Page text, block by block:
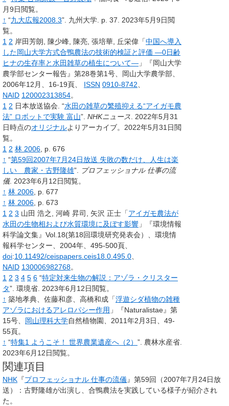
月9日閲覧。
↑ “九大広報2008.3”. 九州大学. p. 37.
2023年5月9日閲
覧。
1 2 岸田芳朗, 陳少峰, 陳亮, 張培華, 丘栄偉「中国へ導入
した岡山大学方式合鴨農法の技術的検証と評価 ―0日齢
ヒナの生存率と水田雑草の植生について― 」『岡山大学
農学部センター報告』第28巻第1号、岡山大学農学部、
2006年12月、16-19頁、 ISSN 0910-8742
NAID 120002313854。
1 2 日本放送協会. “水田の雑草の繁殖抑える“アイガモ農
法” ロボットで実験 富山”. NHKニュース
2022年5月31
日時点のオリジナルよりアーカイブ。2022年5月31日閲
覧。
1 2 林 2006 , p. 676
↑ “第59回2007年7月24日放送 失敗の数だけ、人生は楽
しい 農家・古野隆雄”.
プロフェッショナル 仕事の流
儀. 2023年6月12日閲覧。
↑ 林 2006 , p. 677
↑ 林 2006 , p. 673
1 2 3 山田 浩之, 河崎 昇司, 矢沢 正士「アイガモ農法が
水田の生物相および水質環境に及ぼす影響 」『環境情報
科学論文集』Vol.18(第18回環境研究発表会）、環境情
報科学センター、2004年、495-500頁、
doi:10.11492/ceispapers.ceis18.0.495.0
NAID 130006982768。
1 2 3 4 5 6 “特定対来生物の解説：アゾラ・クリスター
タ”. 環境省. 2023年6月12日閲覧。
↑ 築地孝典、佐藤和彦、高橋和成「浮遊シダ植物の雑種
アゾラにおけるアレロパシー作用 」『Naturalistae』第
15号、 岡山理科大学自然植物園、2011年2月3日、49-
55頁。
↑ “特集1 ようこそ！ 世界農業遺産へ（2） ”. 農林水産省.
2023年6月12日閲覧。
関連項目
NHK 『プロフェッショナル 仕事の流儀』第59回（2007年7月24日放
送）：古野隆雄が出演し、合鴨農法を実践している様子が紹介され
た。